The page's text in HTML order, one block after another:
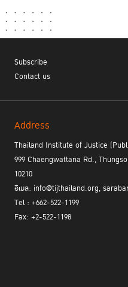
Subscribe
Contact us
Address
Thailand Institute of Justice
999 Chaengwattana Rd.,
10210
อีเมล: info@tijthailand.org,
Tel : +662-522-1199
Fax: +2-522-1198